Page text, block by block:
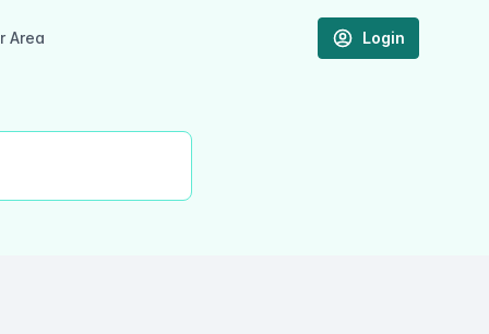
Area Login